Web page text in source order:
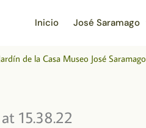
Inicio José Saramago
de la Casa Museo José Saramago
15.38.22